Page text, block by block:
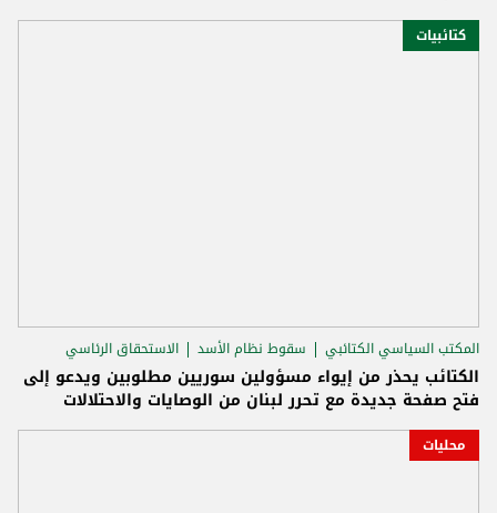
كتائبيات
المكتب السياسي الكتائبي سقوط نظام الأسد الاستحقاق الرئاسي
الكتائب يحذر من إيواء مسؤولين سوريين مطلوبين ويدعو إلى
فتح صفحة جديدة مع تحرر لبنان من الوصايات والاحتلالات
محليات